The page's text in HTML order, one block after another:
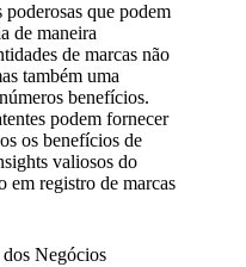
poderosas que podem
de maneira
de marcas não
também uma
benefícios.
podem fornecer
os benefícios de
valiosos do
em registro de marcas
Negócios